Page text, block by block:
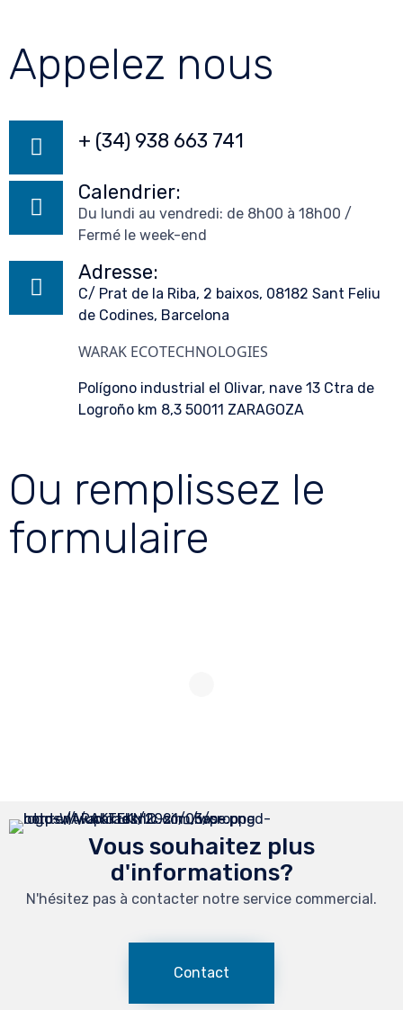
Appelez nous
+ (34) 938 663 741
Calendrier:
Du lundi au vendredi: de 8h00 à 18h00 /
Fermé le week-end
Adresse:
C/ Prat de la Riba, 2 baixos, 08182 Sant Feliu
de Codines, Barcelona
WARAK ECOTECHNOLOGIES
Polígono industrial el Olivar, nave 13 Ctra de
Logroño km 8,3 50011 ZARAGOZA
Ou remplissez le
formulaire
Vous souhaitez plus
d'informations?
N'hésitez pas à contacter notre service commercial.
Contact